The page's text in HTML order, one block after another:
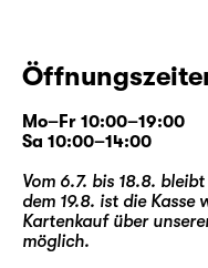
begründete diese
folgendermaßen:
Autors für
authentische
filmreifen Finale
Spannungsbogen
Mo–Fr 10:00–19:00
Sa 10:00–14:00
Vom 6.7. bis 18.8.
dem 19.8. ist die
Kartenkauf über
möglich.